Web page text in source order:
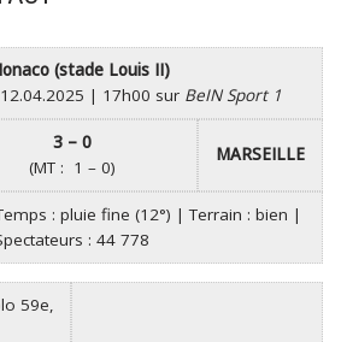
(stade Louis II)
| 17h00 sur BeIN Sport 1
3 – 0
(MT : 1 – 0)
MARSEILLE
: pluie fine (12°) | Terrain : bien |
: 44 778
59e,